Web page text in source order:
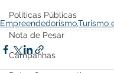
Políticas Públicas
Nota de Pesar
Campanhas
Empreendedorismo,Turismo